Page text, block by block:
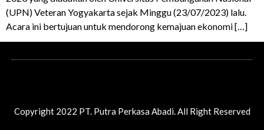
(UPN) Veteran Yogyakarta sejak Minggu (23/07/2023) lalu.
Acara ini bertujuan untuk mendorong kemajuan ekonomi […]
Copyright 2022 PT. Putra Perkasa Abadi. All Right Reserved